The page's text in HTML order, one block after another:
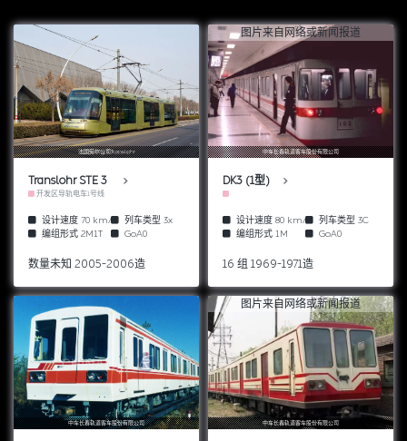
法国劳尔公司Translohr
Translohr STE 3
开发区导轨电车1号线
设计速度 70 km/h 列车类型 3x
编组形式 2M1T GoA0
数量未知 2005-2006造
图片来自网络或新闻报道
中车长春轨道客车股份有限公司
DK3 (1型)
设计速度 80 km/h 列车类型 3C
编组形式 1M GoA0
16 组 1969-1971造
中车长春轨道客车股份有限公司
图片来自网络或新闻报道
中车长春轨道客车股份有限公司